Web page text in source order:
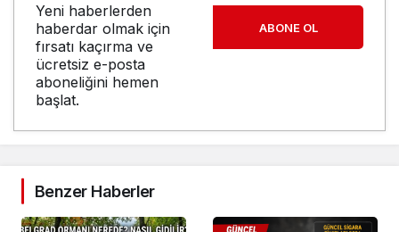
Yeni haberlerden
haberdar olmak için
fırsatı kaçırma ve
ücretsiz e-posta
aboneliğini hemen
başlat.
ABONE OL
Benzer Haberler